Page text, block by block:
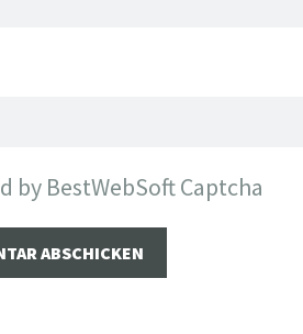
by BestWebSoft Captcha